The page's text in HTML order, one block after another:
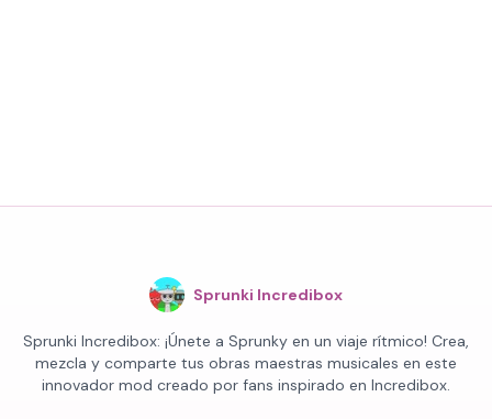
Sprunki Incredibox
Sprunki Incredibox: ¡Únete a Sprunky en un viaje rítmico! Crea,
mezcla y comparte tus obras maestras musicales en este
innovador mod creado por fans inspirado en Incredibox.